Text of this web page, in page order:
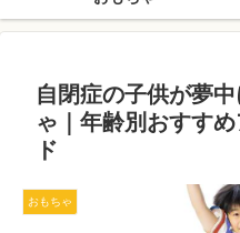
自閉症の子供が夢
ゃ｜年齢別おすす
ド
おもちゃ